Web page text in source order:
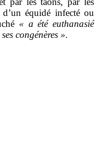
équidé infecté ou
« a été euthanasié
congénères ».